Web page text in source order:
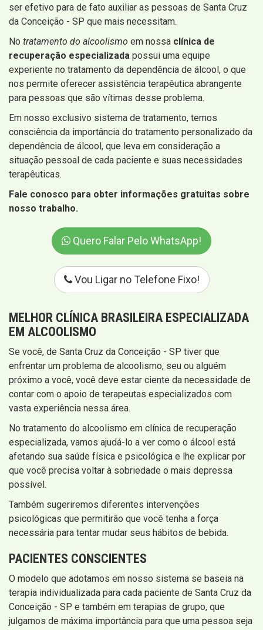
ser efetivo para de fato auxiliar as pessoas de Santa Cruz
da Conceição - SP que mais necessitam.
No tratamento do alcoolismo em nossa clínica de
recuperação especializada ​​possui uma equipe
experiente no tratamento da dependência de álcool, o que
nos permite oferecer assistência terapêutica abrangente
para pessoas que são vítimas desse problema.
Em nosso exclusivo sistema de tratamento, temos
consciência da importância do tratamento personalizado da
dependência de álcool, que leva em consideração a
situação pessoal de cada paciente e suas necessidades
terapêuticas.
Fale conosco para obter informações gratuitas sobre
nosso trabalho.
Quero Falar Pelo WhatsApp!
Vou Ligar no Telefone Fixo!
MELHOR CLÍNICA BRASILEIRA ESPECIALIZADA
EM ALCOOLISMO
Se você, de Santa Cruz da Conceição - SP tiver que
enfrentar um problema de alcoolismo, seu ou alguém
próximo a você, você deve estar ciente da necessidade de
contar com o apoio de terapeutas especializados com
vasta experiência nessa área.
No tratamento do alcoolismo em clínica de recuperação
especializada, vamos ajudá-lo a ver como o álcool está
afetando sua saúde física e psicológica e lhe explicar por
que você precisa voltar à sobriedade o mais depressa
possível.
Também sugeriremos diferentes intervenções
psicológicas que permitirão que você tenha a força
necessária para tentar mudar seus hábitos de bebida.
PACIENTES CONSCIENTES
O modelo que adotamos em nosso sistema se baseia na
terapia individualizada para cada paciente de Santa Cruz da
Conceição - SP e também em terapias de grupo, que
julgamos de máxima importância para que uma pessoa seja